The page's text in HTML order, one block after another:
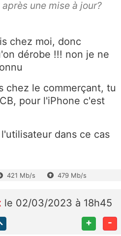
une mise à jour?
chez moi, donc
dérobe !!! non je ne
chez le commerçant, tu
pour l'iPhone c'est
dans ce cas
421 Mb/s 479 Mb/s
le 02/03/2023 à 18h45
+ -